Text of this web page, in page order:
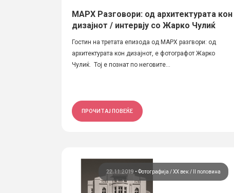
МАРХ Разговори: од архитектурата кон
дизајнот / интервју со Жарко Чулиќ
Гостин на третата епизода од МАРХ разгвори: од
архитектурата кон дизајнот, е фотографот Жарко
Чулиќ. Тој е познат по неговите...
ПРОЧИТАЈ ПОВЕЌЕ
22.11.2019 •Фотографија ХХ век / II половина